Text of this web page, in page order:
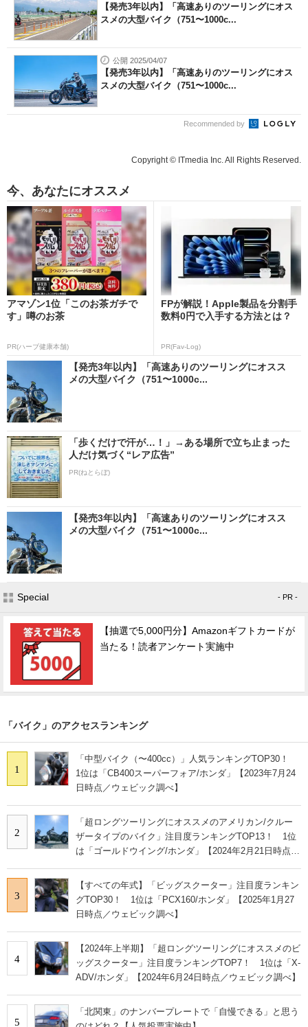
【発売3年以内】「高速ありのツーリングにオス
スメの大型バイク（751〜1000c...
公開 2025/04/07
【発売3年以内】「高速ありのツーリングにオス
スメの大型バイク（751〜1000c...
Recommended by
Copyright © ITmedia Inc. All Rights Reserved.
今、あなたにオススメ
アマゾン1位「このお茶ガチで
す」噂のお茶
PR(ハーブ健康本舗)
FPが解説！Apple製品を分割手
数料0円で入手する方法とは？
PR(Fav-Log)
【発売3年以内】「高速ありのツーリングにオスス
メの大型バイク（751〜1000c...
「歩くだけで汗が…！」→ある場所で立ち止まった
人だけ気づく“レア広告”
PR(ねとらぼ)
【発売3年以内】「高速ありのツーリングにオスス
メの大型バイク（751〜1000c...
Special - PR -
【抽選で5,000円分】Amazonギフトカードが
当たる！読者アンケート実施中
「バイク」のアクセスランキング
1
「中型バイク（〜400cc）」人気ランキングTOP30！
1位は「CB400スーパーフォア/ホンダ」【2023年7月24
日時点／ウェビック調べ】
2
「超ロングツーリングにオススメのアメリカン/クルー
ザータイプのバイク」注目度ランキングTOP13！ 1位
は「ゴールドウイング/ホンダ」【2024年2月21日時点／
3
【すべての年式】「ビッグスクーター」注目度ランキン
グTOP30！ 1位は「PCX160/ホンダ」【2025年1月27
日時点／ウェビック調べ】
4
【2024年上半期】「超ロングツーリングにオススメのビ
ッグスクーター」注目度ランキングTOP7！ 1位は「X-
ADV/ホンダ」【2024年6月24日時点／ウェビック調べ】
5
「北関東」のナンバープレートで「自慢できる」と思う